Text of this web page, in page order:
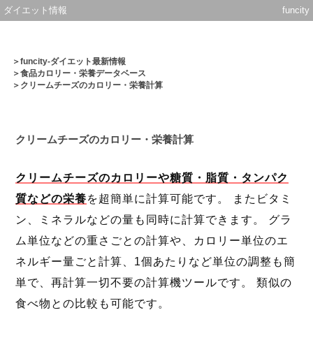
ダイエット情報 funcity
＞funcity-ダイエット最新情報
＞食品カロリー・栄養データベース
＞クリームチーズのカロリー・栄養計算
クリームチーズのカロリー・栄養計算
クリームチーズのカロリーや糖質・脂質・タンパク
質などの栄養を超簡単に計算可能です。 またビタミ
ン、ミネラルなどの量も同時に計算できます。 グラ
ム単位などの重さごとの計算や、カロリー単位のエ
ネルギー量ごと計算、1個あたりなど単位の調整も簡
単で、再計算一切不要の計算機ツールです。 類似の
食べ物との比較も可能です。